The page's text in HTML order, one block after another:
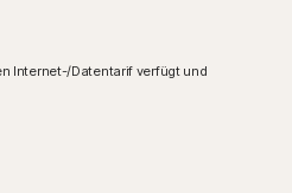
Internet-/Datentarif verfügt und